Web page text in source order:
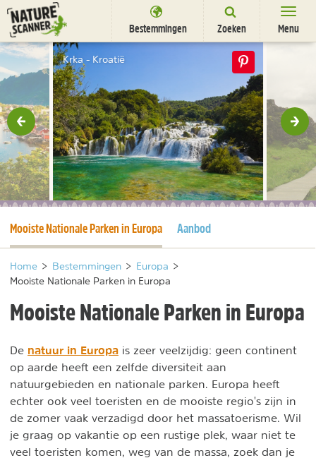
Ga
naar
content
Bestemmingen Zoeken Menu
Bestemmingen
Overnachten
Activiteiten
Natuurparken
Dieren
Nieuwsbrief Uitgelicht
Krka - Kroatië
Huidige pagina
Mooiste Nationale Parken in Europa Aanbod
Home > Bestemmingen > Europa >
Mooiste Nationale Parken in Europa
Mooiste Nationale Parken in Europa
De natuur in Europa is zeer veelzijdig: geen continent
op aarde heeft een zelfde diversiteit aan
natuurgebieden en nationale parken. Europa heeft
echter ook veel toeristen en de mooiste regio's zijn in
de zomer vaak verzadigd door het massatoerisme. Wil
je graag op vakantie op een rustige plek, waar niet te
veel toeristen komen, weg van de massa, zoek dan je